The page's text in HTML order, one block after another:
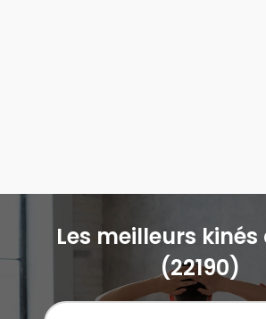
Les meilleurs kinés
(22190)